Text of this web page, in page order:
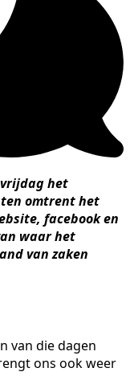
het
omtrent het
facebook en
waar het
van zaken
van die dagen
ons ook weer